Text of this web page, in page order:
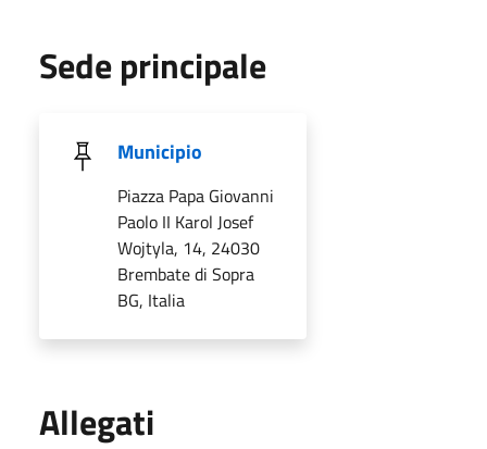
Sede principale
Municipio
Piazza Papa Giovanni
Paolo II Karol Josef
Wojtyla, 14, 24030
Brembate di Sopra
BG, Italia
Allegati